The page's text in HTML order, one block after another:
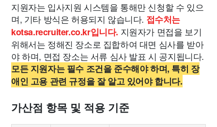
지원자는 입사지원 시스템을 통해만 신청할 수 있으
며, 기타 방식은 허용되지 않습니다. 접수처는
kotsa.recruiter.co.kr입니다. 지원자가 면접을 보기
위해서는 정해진 장소로 집합하여 대면 심사를 받아
야 하며, 면접 장소는 서류 심사 발표 시 공지됩니다.
모든 지원자는 필수 조건을 준수해야 하며, 특히 장
애인 고용 관련 규정을 잘 알고 있어야 합니다.
가산점 항목 및 적용 기준